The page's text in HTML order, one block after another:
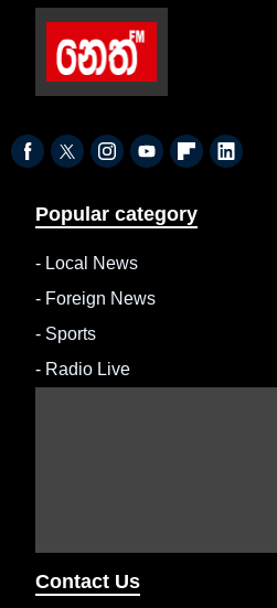
Popular category
- Local News
- Foreign News
- Sports
- Radio Live
Contact Us